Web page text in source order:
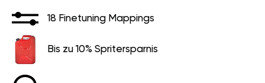
18 Finetuning Mappings
Bis zu 10% Spritersparnis